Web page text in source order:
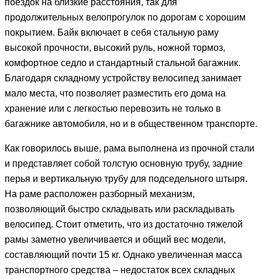
продолжительных велопрогулок по дорогам с хорошим
покрытием. Байк включает в себя стальную раму
высокой прочности, высокий руль, ножной тормоз,
комфортное седло и стандартный стальной багажник.
Благодаря складному устройству велосипед занимает
мало места, что позволяет разместить его дома на
хранение или с легкостью перевозить не только в
багажнике автомобиля, но и в общественном транспорте.
Как говорилось выше, рама выполнена из прочной стали
и представляет собой толстую основную трубу, задние
перья и вертикальную трубу для подседельного штыря.
На раме расположен разборный механизм,
позволяющий быстро складывать или раскладывать
велосипед. Стоит отметить, что из достаточно тяжелой
рамы заметно увеличивается и общий вес модели,
составляющий почти 15 кг. Однако увеличенная масса
транспортного средства – недостаток всех складных